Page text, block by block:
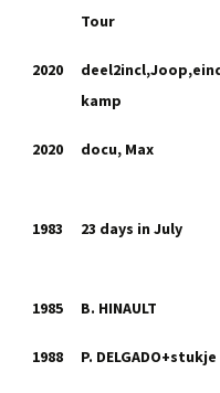
Tour
2020
kamp
2020 docu, Max
1983 23 days in July
1985 B. HINAULT
1988 P.